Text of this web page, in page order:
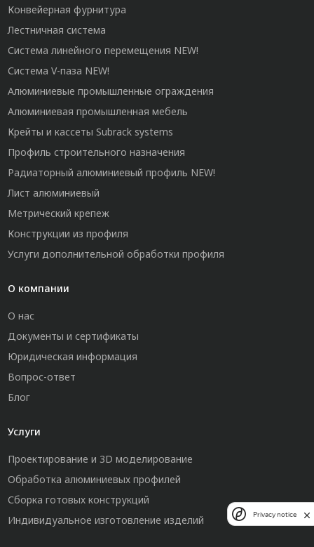
Конвейерная фурнитура
Лестничная система
Система линейного перемещения NEW!
Система V-паза NEW!
Алюминиевые промышленные ограждения
Алюминиевая промышленная мебель
Крейты и кассеты Subrack systems
Профиль строительного назначения
Радиаторный алюминиевый профиль NEW!
Лист алюминиевый
Метрический крепеж
Конструкции из профиля
Услуги дополнительной обработки профиля
О компании
О нас
Документы и сертификаты
Юридическая информация
Вопрос-ответ
Блог
Услуги
Проектирование и 3D моделирование
Обработка алюминиевых профилей
Сборка готовых конструкций
Индивидуальное изготовление изделий
Privacy notice